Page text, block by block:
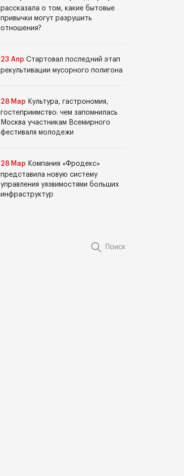
рассказала о том, какие бытовые
привычки могут разрушить
отношения?
23 Апр Стартовал последний этап
рекультивации мусорного полигона
28 Мар Культура, гастрономия,
гостеприимство: чем запомнилась
Москва участникам Всемирного
фестиваля молодежи
28 Мар Компания «Фродекс»
представила новую систему
управления уязвимостями больших
инфраструктур
Поиск